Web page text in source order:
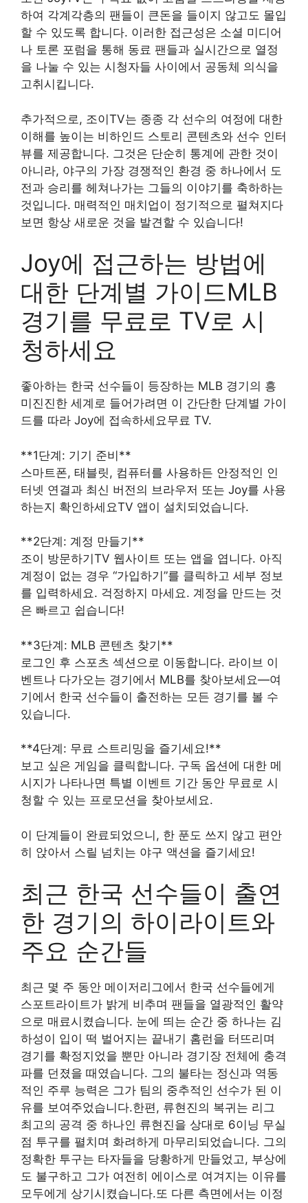
하여 각계각층의 팬들이 큰돈을 들이지 않고도 몰입
할 수 있도록 합니다. 이러한 접근성은 소셜 미디어
나 토론 포럼을 통해 동료 팬들과 실시간으로 열정
을 나눌 수 있는 시청자들 사이에서 공동체 의식을
고취시킵니다.
추가적으로, 조이TV는 종종 각 선수의 여정에 대한
이해를 높이는 비하인드 스토리 콘텐츠와 선수 인터
뷰를 제공합니다. 그것은 단순히 통계에 관한 것이
아니라, 야구의 가장 경쟁적인 환경 중 하나에서 도
전과 승리를 헤쳐나가는 그들의 이야기를 축하하는
것입니다. 매력적인 매치업이 정기적으로 펼쳐지다
보면 항상 새로운 것을 발견할 수 있습니다!
Joy에 접근하는 방법에
대한 단계별 가이드MLB
경기를 무료로 TV로 시
청하세요
좋아하는 한국 선수들이 등장하는 MLB 경기의 흥
미진진한 세계로 들어가려면 이 간단한 단계별 가이
드를 따라 Joy에 접속하세요무료 TV.
**1단계: 기기 준비**
스마트폰, 태블릿, 컴퓨터를 사용하든 안정적인 인
터넷 연결과 최신 버전의 브라우저 또는 Joy를 사용
하는지 확인하세요TV 앱이 설치되었습니다.
**2단계: 계정 만들기**
조이 방문하기TV 웹사이트 또는 앱을 엽니다. 아직
계정이 없는 경우 “가입하기”를 클릭하고 세부 정보
를 입력하세요. 걱정하지 마세요. 계정을 만드는 것
은 빠르고 쉽습니다!
**3단계: MLB 콘텐츠 찾기**
로그인 후 스포츠 섹션으로 이동합니다. 라이브 이
벤트나 다가오는 경기에서 MLB를 찾아보세요—여
기에서 한국 선수들이 출전하는 모든 경기를 볼 수
있습니다.
**4단계: 무료 스트리밍을 즐기세요!**
보고 싶은 게임을 클릭합니다. 구독 옵션에 대한 메
시지가 나타나면 특별 이벤트 기간 동안 무료로 시
청할 수 있는 프로모션을 찾아보세요.
이 단계들이 완료되었으니, 한 푼도 쓰지 않고 편안
히 앉아서 스릴 넘치는 야구 액션을 즐기세요!
최근 한국 선수들이 출연
한 경기의 하이라이트와
주요 순간들
최근 몇 주 동안 메이저리그에서 한국 선수들에게
스포트라이트가 밝게 비추며 팬들을 열광적인 활약
으로 매료시켰습니다. 눈에 띄는 순간 중 하나는 김
하성이 입이 떡 벌어지는 끝내기 홈런을 터뜨리며
경기를 확정지었을 뿐만 아니라 경기장 전체에 충격
파를 던졌을 때였습니다. 그의 불타는 정신과 역동
적인 주루 능력은 그가 팀의 중추적인 선수가 된 이
유를 보여주었습니다.한편, 류현진의 복귀는 리그
최고의 공격 중 하나인 류현진을 상대로 6이닝 무실
점 투구를 펼치며 화려하게 마무리되었습니다. 그의
정확한 투구는 타자들을 당황하게 만들었고, 부상에
도 불구하고 그가 여전히 에이스로 여겨지는 이유를
모두에게 상기시켰습니다.또 다른 측면에서는 이정